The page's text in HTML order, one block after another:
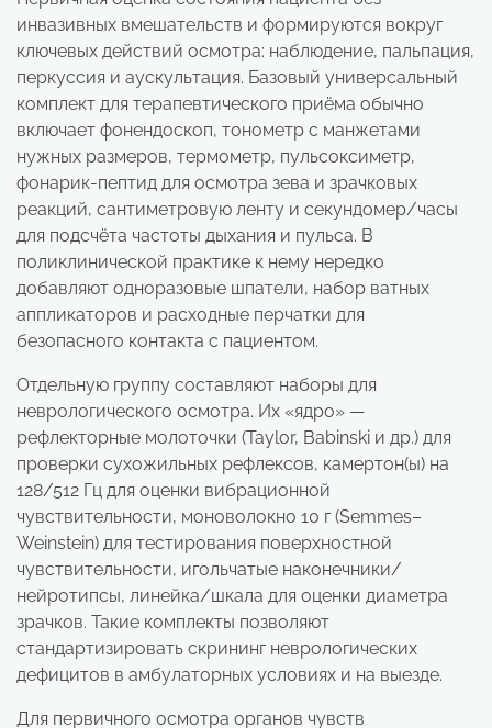
инвазивных вмешательств и формируются вокруг
ключевых действий осмотра: наблюдение, пальпация,
перкуссия и аускультация. Базовый универсальный
комплект для терапевтического приёма обычно
включает фонендоскоп, тонометр с манжетами
нужных размеров, термометр, пульсоксиметр,
фонарик-пептид для осмотра зева и зрачковых
реакций, сантиметровую ленту и секундомер/часы
для подсчёта частоты дыхания и пульса. В
поликлинической практике к нему нередко
добавляют одноразовые шпатели, набор ватных
аппликаторов и расходные перчатки для
безопасного контакта с пациентом.
Отдельную группу составляют наборы для
неврологического осмотра. Их «ядро» —
рефлекторные молоточки (Taylor, Babinski и др.) для
проверки сухожильных рефлексов, камертон(ы) на
128/512 Гц для оценки вибрационной
чувствительности, моноволокно 10 г (Semmes–
Weinstein) для тестирования поверхностной
чувствительности, игольчатые наконечники/
нейротипсы, линейка/шкала для оценки диаметра
зрачков. Такие комплекты позволяют
стандартизировать скрининг неврологических
дефицитов в амбулаторных условиях и на выезде.
Для первичного осмотра органов чувств